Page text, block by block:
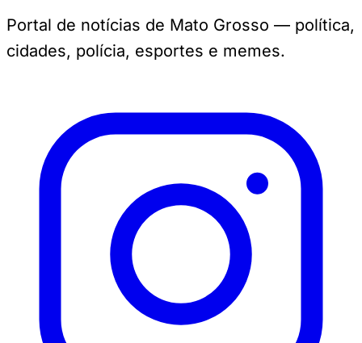
Portal de notícias de Mato Grosso — política,
cidades, polícia, esportes e memes.